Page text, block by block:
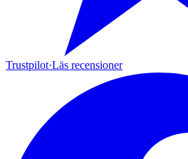
Trustpilot·Läs recensioner